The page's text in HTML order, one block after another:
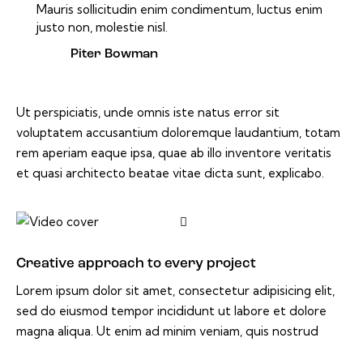
Mauris sollicitudin enim condimentum, luctus enim
justo non, molestie nisl.
Piter Bowman
Ut perspiciatis, unde omnis iste natus error sit
voluptatem accusantium doloremque laudantium, totam
rem aperiam eaque ipsa, quae ab illo inventore veritatis
et quasi architecto beatae vitae dicta sunt, explicabo.
Creative approach to every project
Lorem ipsum dolor sit amet, consectetur adipisicing elit,
sed do eiusmod tempor incididunt ut labore et dolore
magna aliqua. Ut enim ad minim veniam, quis nostrud